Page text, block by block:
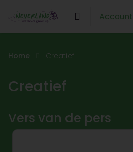
Account
Home Creatief
Creatief
Vers van de pers